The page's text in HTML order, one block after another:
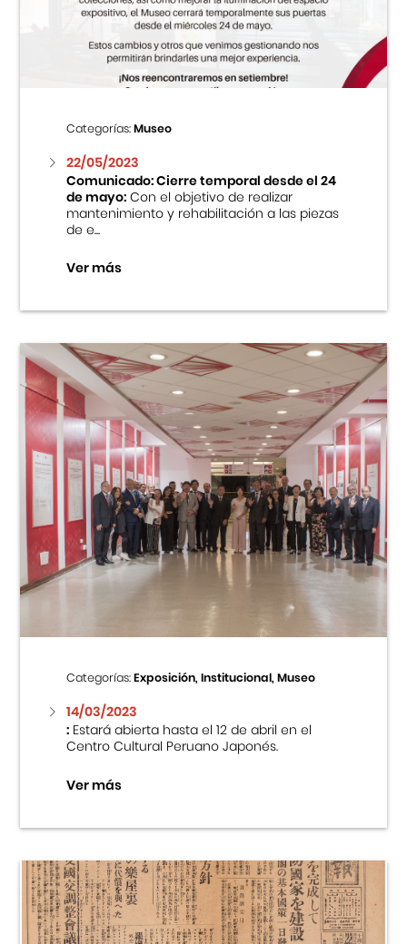
Centro Cultural Peruano Japonés
Museo de la Inmigración Japonesa
Fondo Editorial
Teatro Peruano Japonés
Categorías:Museo
22/05/2023
Comunicado: Cierre temporal desde el 24
de mayo:Con el objetivo de realizar
mantenimiento y rehabilitación a las piezas
de e...
Ver más
Categorías:Exposición, Institucional, Museo
14/03/2023
:Estará abierta hasta el 12 de abril en el
Centro Cultural Peruano Japonés.
Ver más